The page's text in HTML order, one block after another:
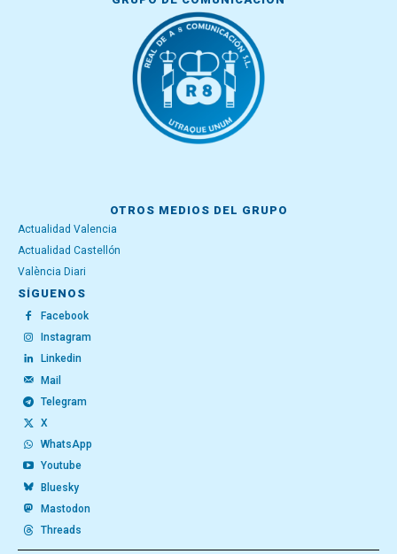
OTROS MEDIOS DEL GRUPO
Actualidad Valencia
Actualidad Castellón
València Diari
SÍGUENOS
Facebook
Instagram
Linkedin
Mail
Telegram
X
WhatsApp
Youtube
Bluesky
Mastodon
Threads